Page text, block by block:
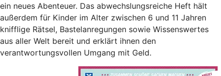
ein neues Abenteuer. Das abwechslungsreiche Heft hält
außerdem für Kinder im Alter zwischen 6 und 11 Jahren
knifflige Rätsel, Bastelanregungen sowie Wissenswertes
aus aller Welt bereit und erklärt ihnen den
verantwortungsvollen Umgang mit Geld.